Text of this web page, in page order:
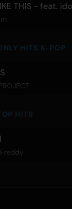
HITS K-POP
HITS